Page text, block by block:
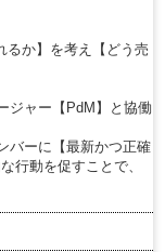
るか】を考え【どう売
ジャー【PdM】と協働
バーに【最新かつ正確
行動を促すことで、